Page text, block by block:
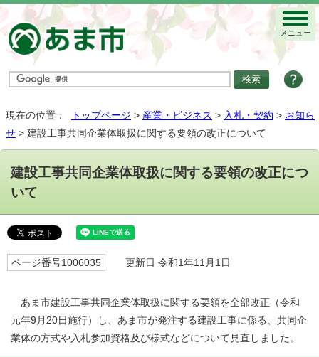
メニュー
現在の位置： トップページ > 産業・ビジネス > 入札・契約 > お知ら
せ > 建設工事共同企業体取扱に関する要領の改正について
建設工事共同企業体取扱に関する要領の改正につ
いて
ページ番号1006035 更新日 令和1年11月1日
あま市建設工事共同企業体取扱に関する要領を全部改正（令和
元年9月20日施行）し、あま市が発注する建設工事に係る、共同企
業体の方式や入札参加資格及び様式などについて見直しました。